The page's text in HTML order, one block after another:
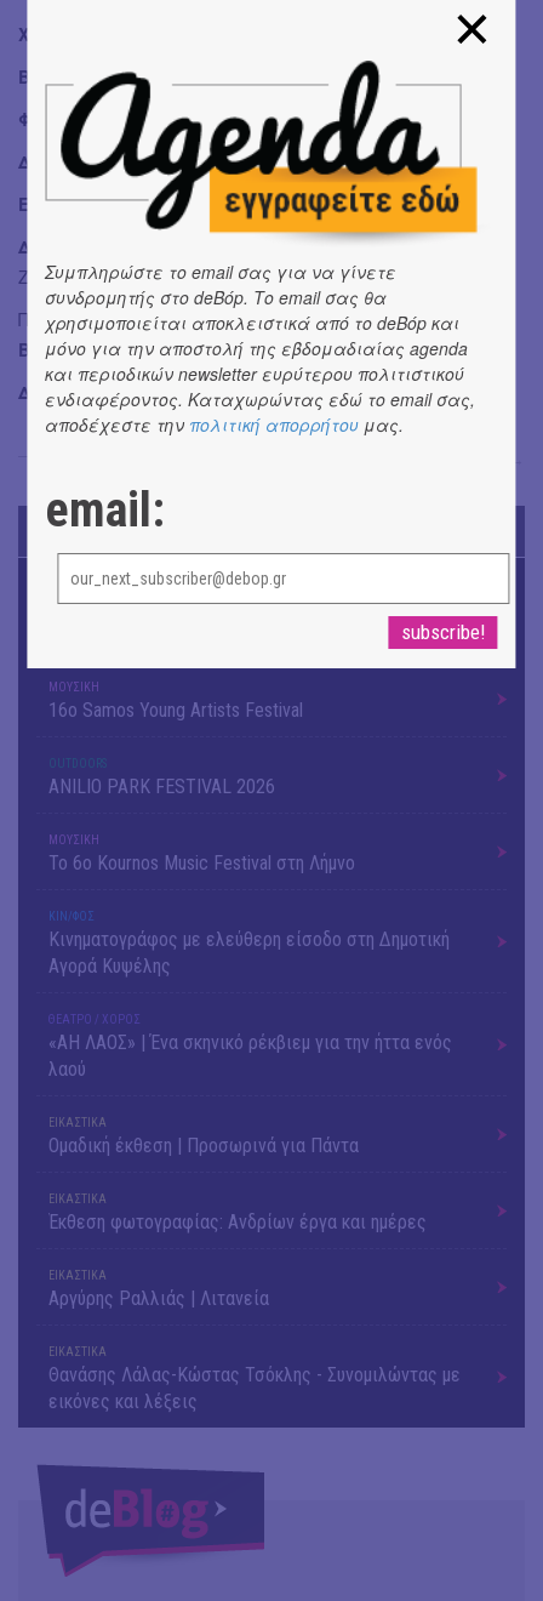
Χορογραφία:
Βίντεο:
Δημήτρης Ζάχος
Φωτογραφίες Παράστασης:Πηνελόπη Γερασίμου
Διεύθυνση Παραγωγής:Κωστής Παναγιωτόπουλος
Επικοινωνία & Γραφείο Τύπου:Μαρία Τσολάκη
Διαφήμιση Social Media:
RENEGADE MEDIA, Βασίλης
Ζαρκαδούλας
Παίζουν οι ηθοποιοί: Cem Yigit Uzumoglu, Στέλλα
Βογιατζάκη, Γιώργος Κάτσης, Gary Salomon
Διάρκεια:100 λεπτά
TODAY'S EVENTS
OUTDΟORS
4ο Pig Floyd – The Dark Side of the Γρουν | Οι Pink
ΜΟΥΣΙΚΗ
16o Samos Young Artists Festival
OUTDΟORS
ANILIO PARK FESTIVAL 2026
ΜΟΥΣΙΚΗ
Το 6ο Kournos Music Festival στη Λήμνο
ΚΙΝ/ΦΟΣ
Κινηματογράφος με ελεύθερη είσοδο στη Δημοτική
Αγορά Κυψέλης
ΘΕΑΤΡΟ / ΧΟΡΟΣ
«ΑΗ ΛΑΟΣ» | Ένα σκηνικό ρέκβιεμ για την ήττα ενός
λαού
ΕΙΚΑΣΤΙΚΑ
Ομαδική έκθεση | Προσωρινά για Πάντα
ΕΙΚΑΣΤΙΚΑ
Έκθεση φωτογραφίας: Ανδρίων έργα και ημέρες
ΕΙΚΑΣΤΙΚΑ
Αργύρης Ραλλιάς | Λιτανεία
ΕΙΚΑΣΤΙΚΑ
Θανάσης Λάλας-Κώστας Τσόκλης - Συνομιλώντας με
εικόνες και λέξεις
Συμπληρώστε το email σας για να γίνετε
συνδρομητής στο deBόp. Το email σας θα
χρησιμοποιείται αποκλειστικά από το deBόp και
μόνο για την αποστολή της εβδομαδιαίας agenda
και περιοδικών newsletter ευρύτερου πολιτιστικού
ενδιαφέροντος. Καταχωρώντας εδώ το email σας,
αποδέχεστε την πολιτική απορρήτου μας.
email: